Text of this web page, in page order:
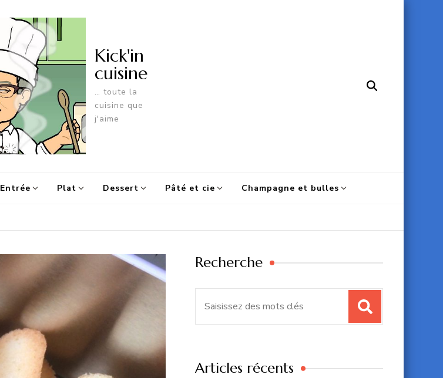
Kick'in
cuisine
… toute la
cuisine que
j'aime
Entrée Plat Dessert Pâté et cie Champagne et bulles
Recherche
Articles récents